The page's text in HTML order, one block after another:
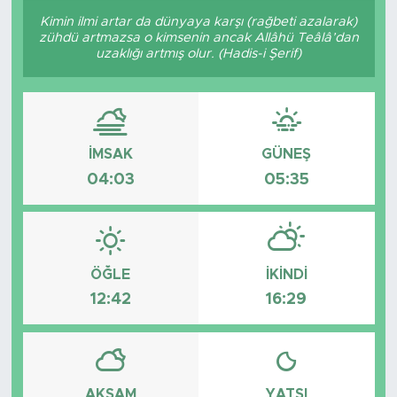
Kimin ilmi artar da dünyaya karşı (rağbeti azalarak)
zühdü artmazsa o kimsenin ancak Allâhü Teâlâ’dan
uzaklığı artmış olur. (Hadis-i Şerif)
İMSAK
04:03
GÜNEŞ
05:35
ÖĞLE
12:42
İKINDI
16:29